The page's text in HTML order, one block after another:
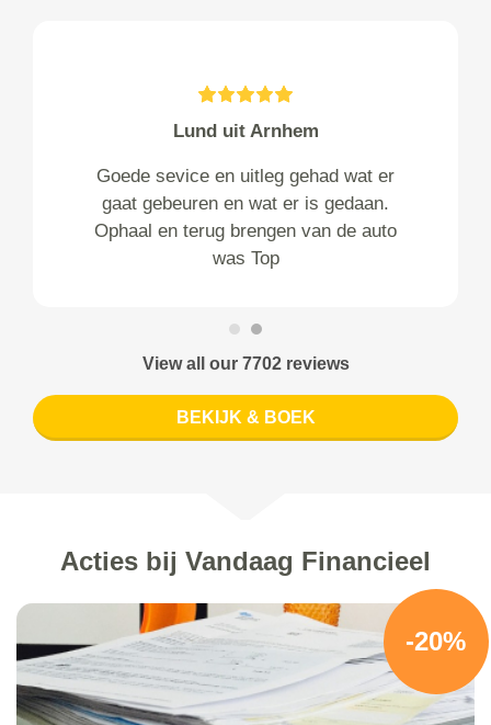
Lund uit Arnhem
Goede sevice en uitleg gehad wat er
gaat gebeuren en wat er is gedaan.
Ophaal en terug brengen van de auto
was Top
View all our 7702 reviews
BEKIJK & BOEK
Acties bij Vandaag Financieel
-20%